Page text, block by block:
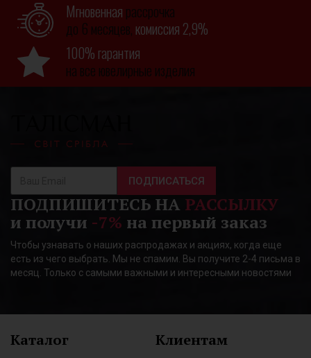
Мгновенная рассрочка
до 6 месяцев, комиссия 2,9%
100% гарантия
на все ювелирные изделия
ПОДПИСАТЬСЯ
ПОДПИШИТЕСЬ НА РАССЫЛКУ
и получи -7% на первый заказ
Чтобы узнавать о наших распродажах и акциях, когда еще
есть из чего выбрать. Мы не спамим. Вы получите 2-4 письма в
месяц. Только с самыми важными и интересными новостями
Каталог Клиентам